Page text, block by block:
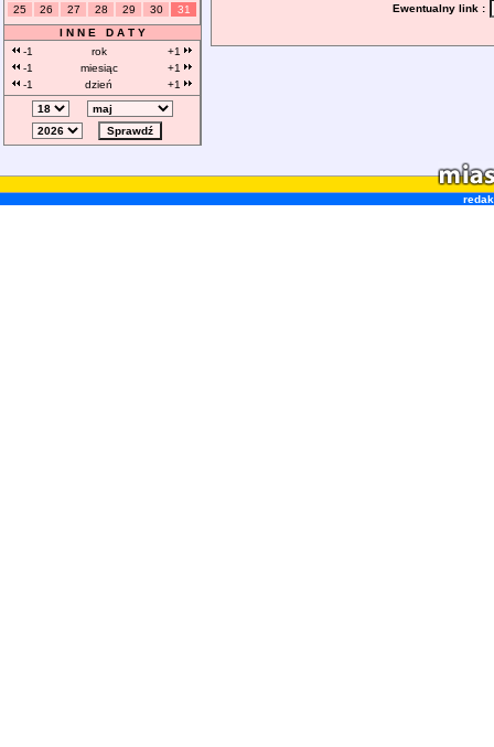
25
26 27 28 29 30
31
I N N E D A T Y
-1
rok
+1
-1
miesiąc
+1
-1
dzień +1
Ewentualny link :